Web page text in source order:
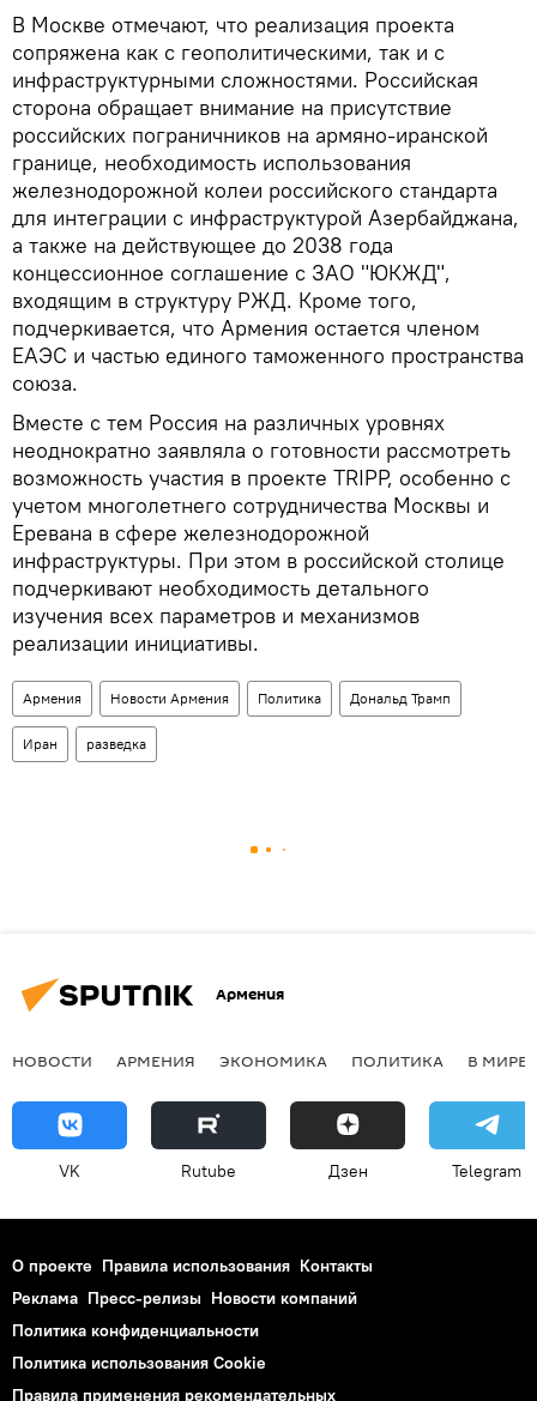
В Москве отмечают, что реализация проекта
сопряжена как с геополитическими, так и с
инфраструктурными сложностями. Российская
сторона обращает внимание на присутствие
российских пограничников на армяно-иранской
границе, необходимость использования
железнодорожной колеи российского стандарта
для интеграции с инфраструктурой Азербайджана,
а также на действующее до 2038 года
концессионное соглашение с ЗАО "ЮКЖД",
входящим в структуру РЖД. Кроме того,
подчеркивается, что Армения остается членом
ЕАЭС и частью единого таможенного пространства
союза.
Вместе с тем Россия на различных уровнях
неоднократно заявляла о готовности рассмотреть
возможность участия в проекте TRIPP, особенно с
учетом многолетнего сотрудничества Москвы и
Еревана в сфере железнодорожной
инфраструктуры. При этом в российской столице
подчеркивают необходимость детального
изучения всех параметров и механизмов
реализации инициативы.
Армения Новости Армения Политика Дональд Трамп
Иран разведка
Армения
НОВОСТИ АРМЕНИЯ ЭКОНОМИКА ПОЛИТИКА В МИРЕ
VK Rutube Дзен Telegram
О проекте Правила использования Контакты
Реклама Пресс-релизы Новости компаний
Политика конфиденциальности
Политика использования Cookie
Правила применения рекомендательных